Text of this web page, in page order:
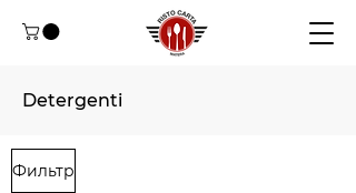
Detergenti
Фильтр